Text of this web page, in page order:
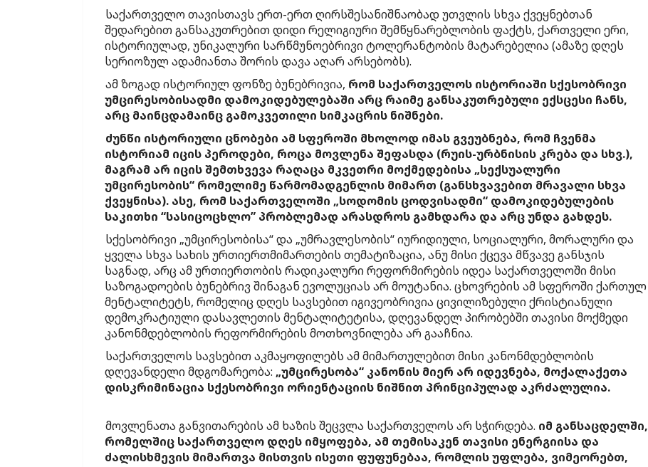
საქართველო თავისთავს ერთ-ერთ ღირსშესანიშნაობად უთვლის სხვა ქვეყნებთან
შედარებით განსაკუთრებით დიდი რელიგიური შემწყნარებლობის ფაქტს, ქართველი ერი,
ისტორიულად, უნიკალური სარწმუნოებრივი ტოლერანტობის მატარებელია (ამაზე დღეს
სერიოზულ ადამიანთა შორის დავა აღარ არსებობს).
ამ ზოგად ისტორიულ ფონზე ბუნებრივია, რომ საქართველოს ისტორიაში სქესობრივი
უმცირესობისადმი დამოკიდებულებაში არც რაიმე განსაკუთრებული ექსცესი ჩანს,
არც მაინცდამაინც გამოკვეთილი სიმკაცრის ნიშნები.
ძუნწი ისტორიული ცნობები ამ სფეროში მხოლოდ იმას გვეუბნება, რომ ჩვენმა
ისტორიამ იცის პეროდები, როცა მოვლენა შეფასდა (რუის-ურბნისის კრება და სხვ.),
მაგრამ არ იცის შემთხვევა რაღაცა მკვეთრი მოქმედებისა „სექსუალური
უმცირესობის“ რომელიმე წარმომადგენლის მიმართ (განსხვავებით მრავალი სხვა
ქვეყნისა). ასე, რომ საქართველოში „სოდომის ცოდვისადმი“ დამოკიდებულების
საკითხი “სასიცოცხლო” პრობლემად არასდროს გამხდარა და არც უნდა გახდეს.
სქესობრივი „უმცირესობისა“ და „უმრავლესობის“ იურიდიული, სოციალური, მორალური და
ყველა სხვა სახის ურთიერთმიმართების თემატიზაცია, ანუ მისი ქცევა მწვავე განსჯის
საგნად, არც ამ ურთიერთობის რადიკალური რეფორმირების იდეა საქართველოში მისი
საზოგადოების ბუნებრივ შინაგან ევოლუციას არ მოუტანია. ცხოვრების ამ სფეროში ქართულ
მენტალიტეტს, რომელიც დღეს სავსებით იგივეობრივია ცივილიზებული ქრისტიანული
დემოკრატიული დასავლეთის მენტალიტეტისა, დღევანდელ პირობებში თავისი მოქმედი
კანონმდებლობის რეფორმირების მოთხოვნილება არ გააჩნია.
საქართველოს სავსებით აკმაყოფილებს ამ მიმართულებით მისი კანონმდებლობის
დღევანდელი მდგომარეობა: „უმცირესობა“ კანონის მიერ არ იდევნება, მოქალაქეთა
დისკრიმინაცია სქესობრივი ორიენტაციის ნიშნით პრინციპულად აკრძალულია.
მოვლენათა განვითარების ამ ხაზის შეცვლა საქართველოს არ სჭირდება. იმ განსაცდელში,
რომელშიც საქართველო დღეს იმყოფება, ამ თემისაკენ თავისი ენერგიისა და
ძალისხმევის მიმართვა მისთვის ისეთი ფუფუნებაა, რომლის უფლება, ვიმეორებთ,